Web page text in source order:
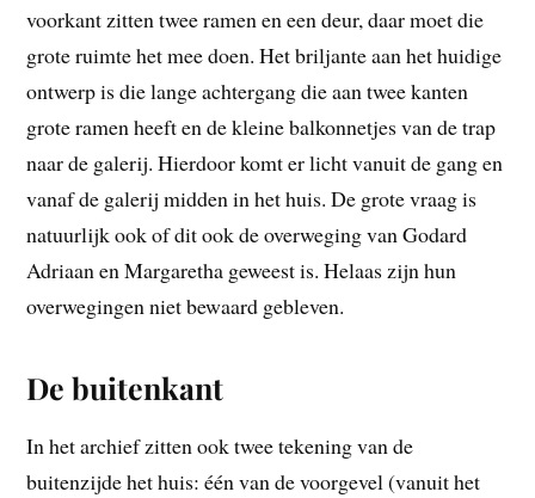
voorkant zitten twee ramen en een deur, daar moet die
grote ruimte het mee doen. Het briljante aan het huidige
ontwerp is die lange achtergang die aan twee kanten
grote ramen heeft en de kleine balkonnetjes van de trap
naar de galerij. Hierdoor komt er licht vanuit de gang en
vanaf de galerij midden in het huis. De grote vraag is
natuurlijk ook of dit ook de overweging van Godard
Adriaan en Margaretha geweest is. Helaas zijn hun
overwegingen niet bewaard gebleven.
De buitenkant
In het archief zitten ook twee tekening van de
buitenzijde het huis: één van de voorgevel (vanuit het